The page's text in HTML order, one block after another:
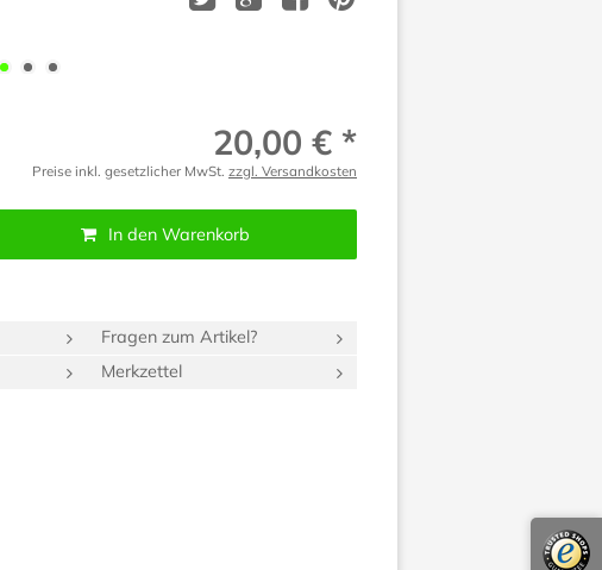
20,00 € *
Preise inkl. gesetzlicher MwSt. zzgl. Versandkosten
In den Warenkorb
Fragen zum Artikel?
Merkzettel